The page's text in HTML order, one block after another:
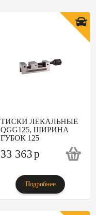
ТИСКИ ЛЕКАЛЬНЫЕ
QGG125, ШИРИНА
ГУБОК 125
33 363p
Подробнее